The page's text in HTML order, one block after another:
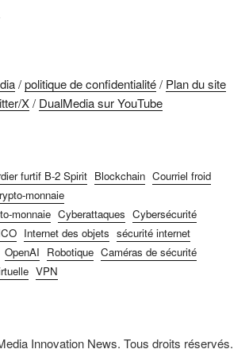
/politique de confidentialité/ Plan du site
X/ DualMedia sur YouTube
furtif B-2 Spirit Blockchain Courriel froid
monnaie
monnaie Cyberattaques Cybersécurité
Internet des objets sécurité internet
OpenAI Robotique Caméras de sécurité
VPN
Innovation News. Tous droits réservés.